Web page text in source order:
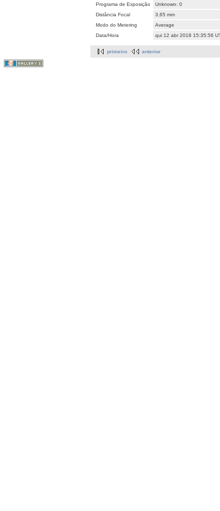
Programa de Exposição
Unknown: 0
Distância Focal
3,65 mm
Modo do Metering
Average
Data/Hora
qui 12 abr 2018 15:35:56
primeiro anterior